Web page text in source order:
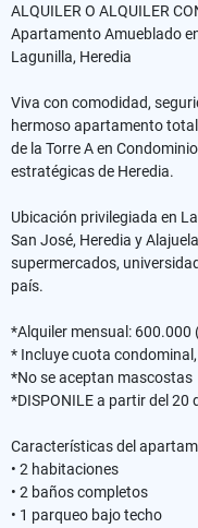
ALQUILER O ALQUILER
Apartamento Amueblado
Lagunilla, Heredia
Viva con comodidad,
hermoso apartamento
de la Torre A en
estratégicas de Heredia.
Ubicación privilegiada en
San José, Heredia y
supermercados,
país.
*Alquiler mensual:
* Incluye cuota
*No se aceptan mascostas
*DISPONILE a partir del 20
Características del
• 2 habitaciones
• 2 baños completos
• 1 parqueo bajo techo